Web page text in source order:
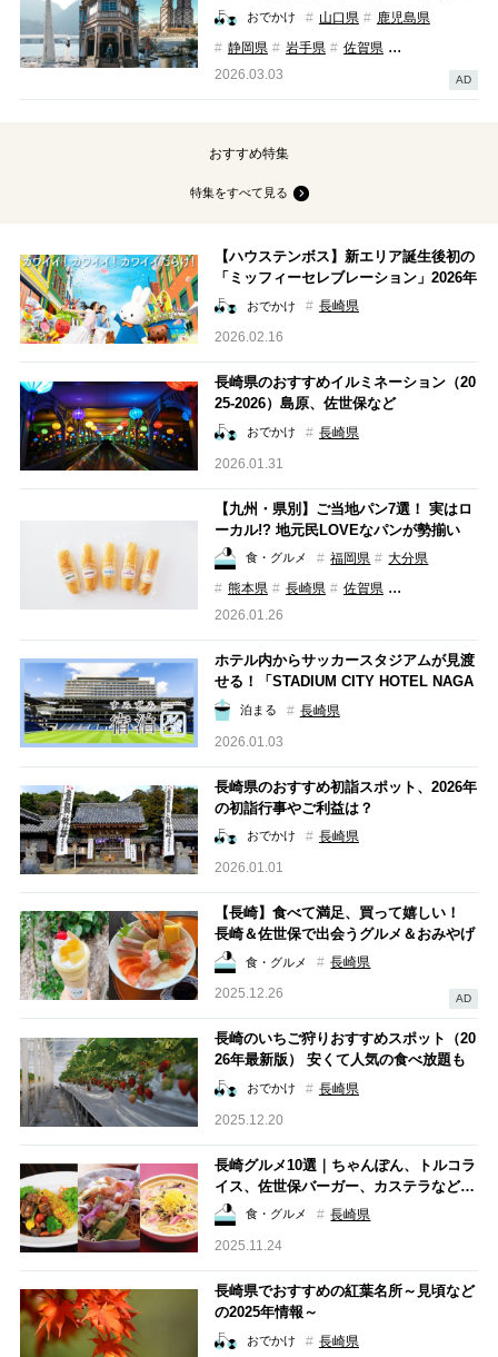
代化の「ものづくり」を担った、写真映
えスポットを巡る【エモい！×産業遺
産】
AD
おでかけ 山口県
鹿児島県
静岡県
岩手県 佐賀県 ...
2026.03.03
おすすめ特集
特集をすべて見る
【ハウステンボス】新エリア誕生後初の
「ミッフィーセレブレーション」2026年
2月27日（金）から開催！
おでかけ
長崎県
2026.02.16
長崎県のおすすめイルミネーション（20
25-2026）島原、佐世保など
おでかけ
長崎県
2026.01.31
【九州・県別】ご当地パン7選！ 実はロ
ーカル!? 地元民LOVEなパンが勢揃い
食・グルメ 福岡県
大分県
熊本県
長崎県 佐賀県 ...
2026.01.26
ホテル内からサッカースタジアムが見渡
せる！「STADIUM CITY HOTEL NAGA
SAKI」で感動のスタジアムステイ【す
みずみ宿泊ルポ】
泊まる
長崎県
2026.01.03
長崎県のおすすめ初詣スポット、2026年
の初詣行事やご利益は？
おでかけ
長崎県
2026.01.01
【長崎】食べて満足、買って嬉しい！
長崎＆佐世保で出会うグルメ＆おみやげ
10選
AD
食・グルメ
長崎県
2025.12.26
長崎のいちご狩りおすすめスポット（20
26年最新版） 安くて人気の食べ放題も
ご紹介！おでかけ
長崎県
2025.12.20
長崎グルメ10選｜ちゃんぽん、トルコラ
イス、佐世保バーガー、カステラなど…
ご当地グルメを一挙紹介
食・グルメ
長崎県
2025.11.24
長崎県でおすすめの紅葉名所～見頃など
の2025年情報～
おでかけ 長崎県